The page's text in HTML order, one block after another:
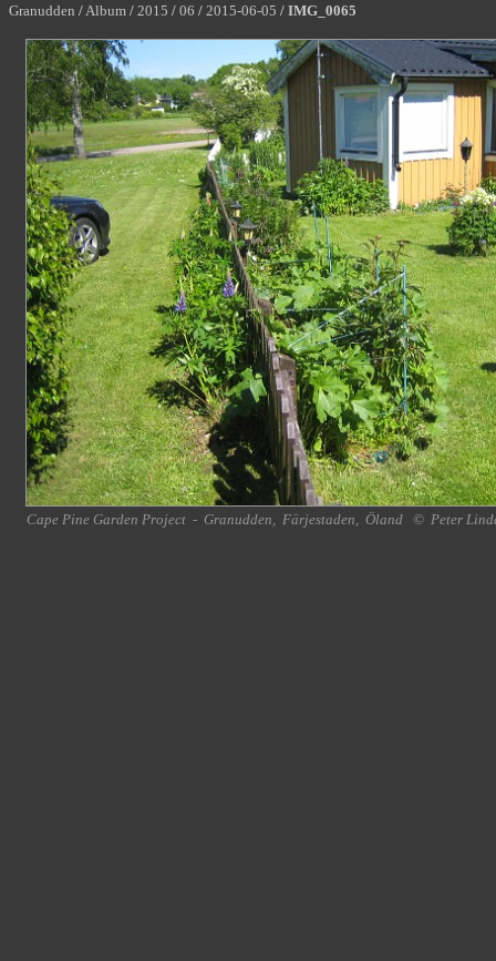
Granudden /Album / 2015 / 06 / 2015-06-05 / IMG_0065
Cape Pine Garden Project - Granudden, Färjestaden, Öland © Peter